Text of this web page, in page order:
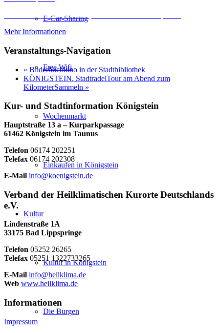
E-Car-Sharing
Free Wifi
Wochenmarkt
Einkaufen in Königstein
Kultur
Kultur in Königstein
Die Burgen
Erforderlichen Service akzeptieren und Inhalte entsperren
Mehr Informationen
Veranstaltungs-Navigation
« Bilderbuchkino in der Stadtbibliothek
KÖNIGSTEIN. StadtradelTour am Abend zum
KilometerSammeln »
Kur- und Stadtinformation Königstein
Hauptstraße 13 a – Kurparkpassage
61462 Königstein im Taunus
Telefon 06174 202251
Telefax 06174 202308
E-Mail info@koenigstein.de
Verband der Heilklimatischen Kurorte Deutschlands
e.V.
Lindenstraße 1A
33175 Bad Lippspringe
Telefon 05252 26265
Telefax 05251 1322733265
E-Mail info@heilklima.de
Web www.heilklima.de
Informationen
Impressum